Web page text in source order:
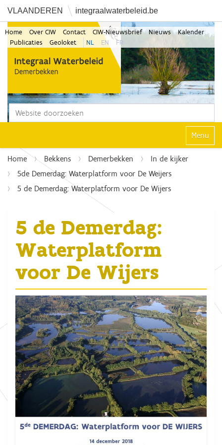
VLAANDEREN integraalwaterbeleid.be
Zoek
Home Over CIW Contact CIW-Nieuwsbrief Nieuws
Kalender
Publicaties
Geoloket NL EN FR
Klap
Home Bekkens Demerbekken
In de kijker
5de Demerdag: Waterplatform voor De Weijers
5 de Demerdag: Waterplatform voor De Wijers
5 de Demerdag:
Waterplatform
voor De Wijers